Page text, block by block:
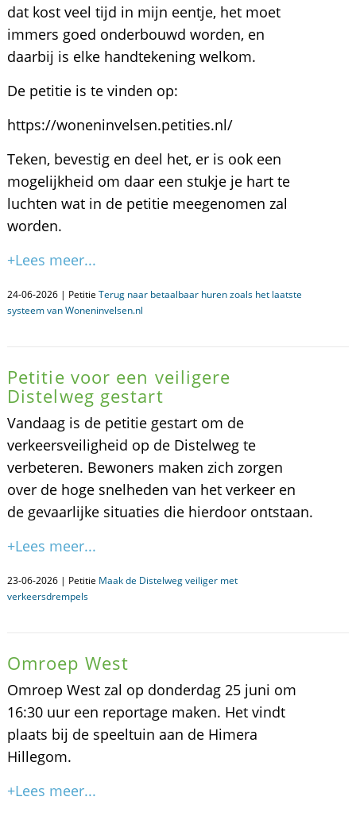
dat kost veel tijd in mijn eentje, het moet
immers goed onderbouwd worden, en
daarbij is elke handtekening welkom.
De petitie is te vinden op:
https://woneninvelsen.petities.nl/
Teken, bevestig en deel het, er is ook een
mogelijkheid om daar een stukje je hart te
luchten wat in de petitie meegenomen zal
worden.
+Lees meer...
24-06-2026 | Petitie Terug naar betaalbaar huren zoals het laatste
systeem van Woneninvelsen.nl
Petitie voor een veiligere
Distelweg gestart
Vandaag is de petitie gestart om de
verkeersveiligheid op de Distelweg te
verbeteren. Bewoners maken zich zorgen
over de hoge snelheden van het verkeer en
de gevaarlijke situaties die hierdoor ontstaan.
+Lees meer...
23-06-2026 | Petitie Maak de Distelweg veiliger met
verkeersdrempels
Omroep West
Omroep West zal op donderdag 25 juni om
16:30 uur een reportage maken. Het vindt
plaats bij de speeltuin aan de Himera
Hillegom.
+Lees meer...